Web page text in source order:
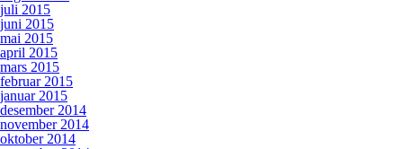
juli 2015
juni 2015
mai 2015
april 2015
mars 2015
februar 2015
januar 2015
desember 2014
november 2014
oktober 2014